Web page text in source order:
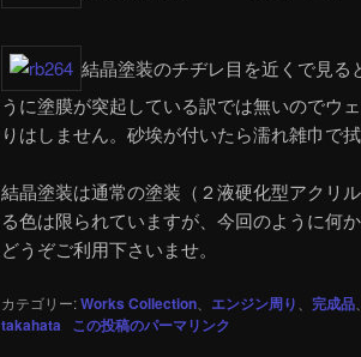
結晶塗装のチヂレ目を近くで見る
うに塗膜が突起している訳では無いのでウ
りはしません。砂埃が付いたら濡れ雑巾で拭
結晶塗装は通常の塗装（２液硬化型アクリ
る色は限られていますが、今回のように何
どうぞご利用下さいませ。
カテゴリー:Works Collection、 エンジン周り、 完成品、
takahata この投稿のパーマリンク